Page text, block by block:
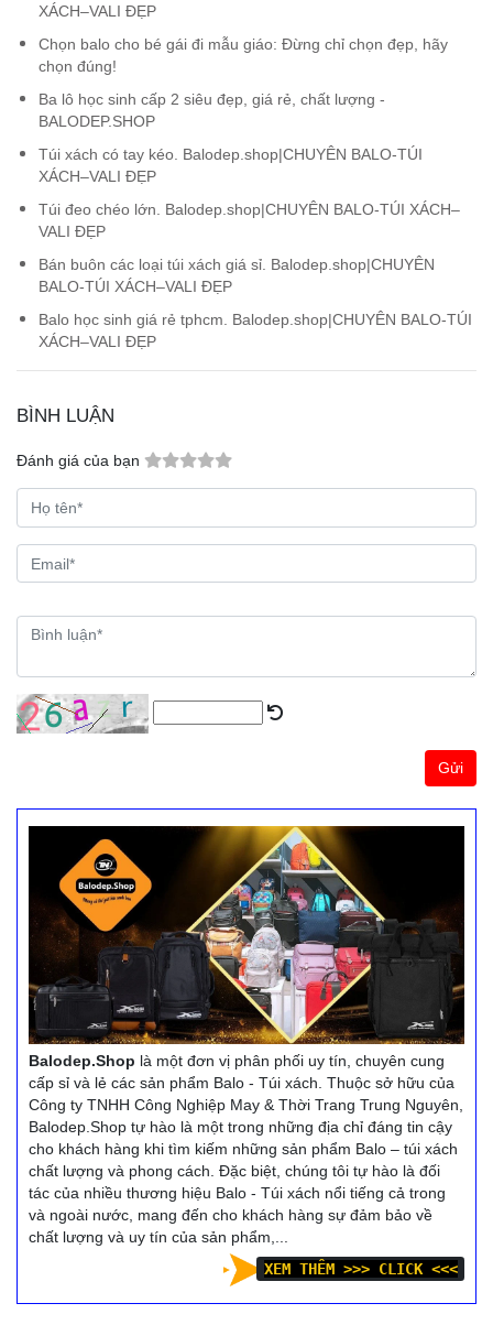
XÁCH–VALI ĐẸP
Chọn balo cho bé gái đi mẫu giáo: Đừng chỉ chọn đẹp, hãy
chọn đúng!
Ba lô học sinh cấp 2 siêu đẹp, giá rẻ, chất lượng -
BALODEP.SHOP
Túi xách có tay kéo. Balodep.shop|CHUYÊN BALO-TÚI
XÁCH–VALI ĐẸP
Túi đeo chéo lớn. Balodep.shop|CHUYÊN BALO-TÚI XÁCH–
VALI ĐẸP
Bán buôn các loại túi xách giá sỉ. Balodep.shop|CHUYÊN
BALO-TÚI XÁCH–VALI ĐẸP
Balo học sinh giá rẻ tphcm. Balodep.shop|CHUYÊN BALO-TÚI
XÁCH–VALI ĐẸP
BÌNH LUẬN
Đánh giá của bạn
Gửi
Balodep.Shop là một đơn vị phân phối uy tín, chuyên cung
cấp sỉ và lẻ các sản phẩm Balo - Túi xách. Thuộc sở hữu của
Công ty TNHH Công Nghiệp May & Thời Trang Trung Nguyên,
Balodep.Shop tự hào là một trong những địa chỉ đáng tin cậy
cho khách hàng khi tìm kiếm những sản phẩm Balo – túi xách
chất lượng và phong cách. Đặc biệt, chúng tôi tự hào là đối
tác của nhiều thương hiệu Balo - Túi xách nổi tiếng cả trong
và ngoài nước, mang đến cho khách hàng sự đảm bảo về
chất lượng và uy tín của sản phẩm,...
XEM THÊM >>> CLICK <<<